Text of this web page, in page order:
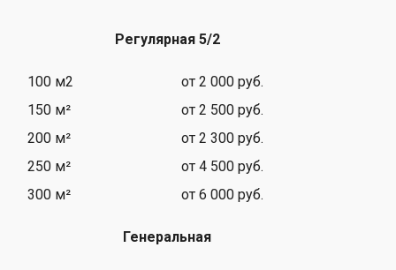
Регулярная 5/2
100 м2
от 2 000 руб.
150 м²
от 2 500 руб.
200 м²
от 2 300 руб.
250 м²
от 4 500 руб.
300 м²
от 6 000 руб.
Генеральная